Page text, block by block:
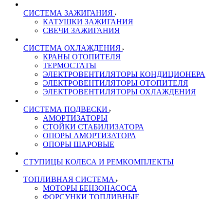
СИСТЕМА ЗАЖИГАНИЯ
КАТУШКИ ЗАЖИГАНИЯ
СВЕЧИ ЗАЖИГАНИЯ
СИСТЕМА ОХЛАЖДЕНИЯ
КРАНЫ ОТОПИТЕЛЯ
ТЕРМОСТАТЫ
ЭЛЕКТРОВЕНТИЛЯТОРЫ КОНДИЦИОНЕРА
ЭЛЕКТРОВЕНТИЛЯТОРЫ ОТОПИТЕЛЯ
ЭЛЕКТРОВЕНТИЛЯТОРЫ ОХЛАЖДЕНИЯ
СИСТЕМА ПОДВЕСКИ
АМОРТИЗАТОРЫ
СТОЙКИ СТАБИЛИЗАТОРА
ОПОРЫ АМОРТИЗАТОРА
ОПОРЫ ШАРОВЫЕ
СТУПИЦЫ КОЛЕСА И РЕМКОМПЛЕКТЫ
ТОПЛИВНАЯ СИСТЕМА
МОТОРЫ БЕНЗОНАСОСА
ФОРСУНКИ ТОПЛИВНЫЕ